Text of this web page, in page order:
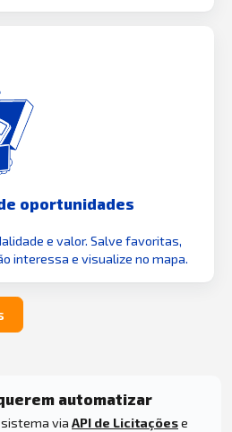
oportunidades
e valor. Salve favoritas,
interessa e visualize no mapa.
automatizar
via API de Licitaçõese